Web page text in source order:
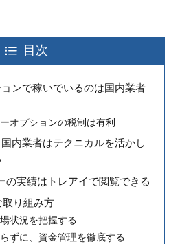
目次
ンで稼いでいるのは国内業者
オプションの税制は有利
内業者はテクニカルを活かし
の実績はトレアイで閲覧できる
取り組み方
状況を把握する
ずに、資金管理を徹底する